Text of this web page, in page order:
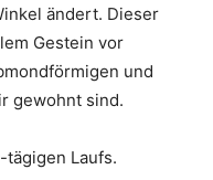
ändert. Dieser
Gestein vor
und
gewohnt sind.
Laufs.